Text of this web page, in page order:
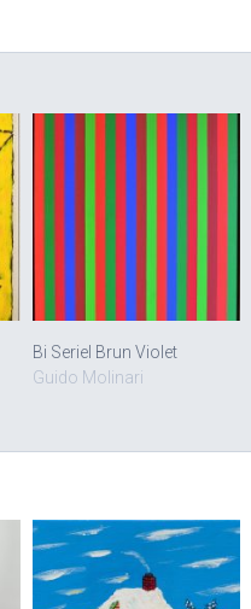
Bi Seriel Brun Violet
Guido Molinari